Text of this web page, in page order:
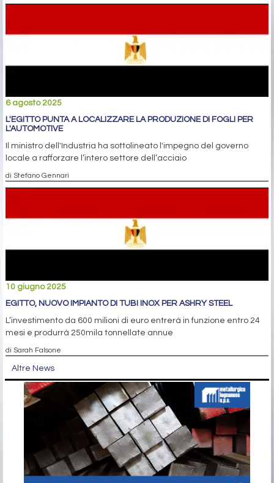
6 agosto 2025
L'EGITTO PUNTA A LOCALIZZARE LA PRODUZIONE DI FOGLI PER
L'AUTOMOTIVE
Il ministro dell'Industria ha sottolineato l'impegno del governo
locale a rafforzare l’intero settore dell’acciaio
di Stefano Gennari
10 giugno 2025
EGITTO, NUOVO IMPIANTO DI TUBI INOX PER ASHRY STEEL
L’investimento da 600 milioni di euro entrerà in funzione entro 24
mesi e produrrà 250mila tonnellate annue
di Sarah Falsone
Altre News